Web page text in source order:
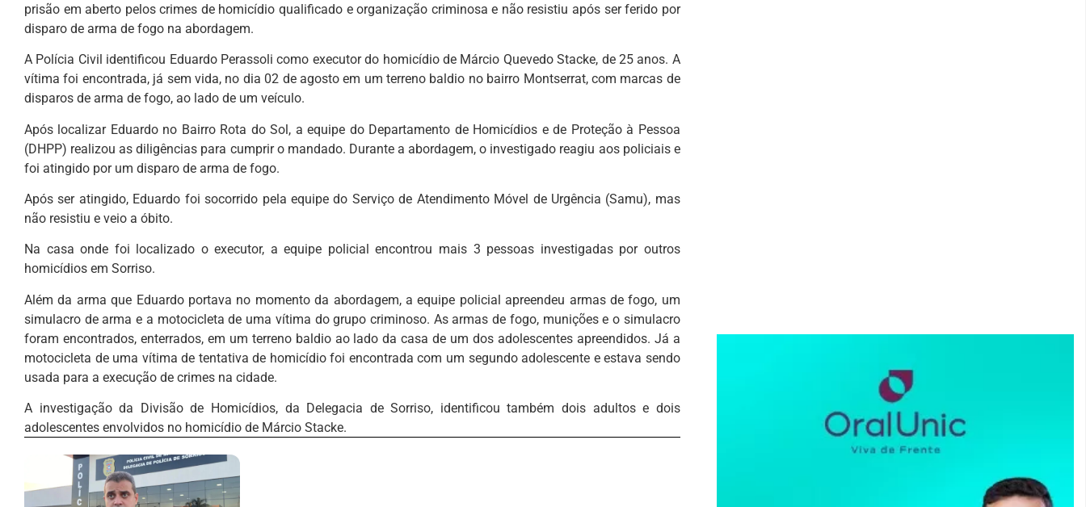
prisão em aberto pelos crimes de homicídio qualificado e organização criminosa e não resistiu após ser ferido por
disparo de arma de fogo na abordagem.
A Polícia Civil identificou Eduardo Perassoli como executor do homicídio de Márcio Quevedo Stacke, de 25 anos. A
vítima foi encontrada, já sem vida, no dia 02 de agosto em um terreno baldio no bairro Montserrat, com marcas de
disparos de arma de fogo, ao lado de um veículo.
Após localizar Eduardo no Bairro Rota do Sol, a equipe do Departamento de Homicídios e de Proteção à Pessoa
(DHPP) realizou as diligências para cumprir o mandado. Durante a abordagem, o investigado reagiu aos policiais e
foi atingido por um disparo de arma de fogo.
Após ser atingido, Eduardo foi socorrido pela equipe do Serviço de Atendimento Móvel de Urgência (Samu), mas
não resistiu e veio a óbito.
Na casa onde foi localizado o executor, a equipe policial encontrou mais 3 pessoas investigadas por outros
homicídios em Sorriso.
Além da arma que Eduardo portava no momento da abordagem, a equipe policial apreendeu armas de fogo, um
simulacro de arma e a motocicleta de uma vítima do grupo criminoso. As armas de fogo, munições e o simulacro
foram encontrados, enterrados, em um terreno baldio ao lado da casa de um dos adolescentes apreendidos. Já a
motocicleta de uma vítima de tentativa de homicídio foi encontrada com um segundo adolescente e estava sendo
usada para a execução de crimes na cidade.
A investigação da Divisão de Homicídios, da Delegacia de Sorriso, identificou também dois adultos e dois
adolescentes envolvidos no homicídio de Márcio Stacke.